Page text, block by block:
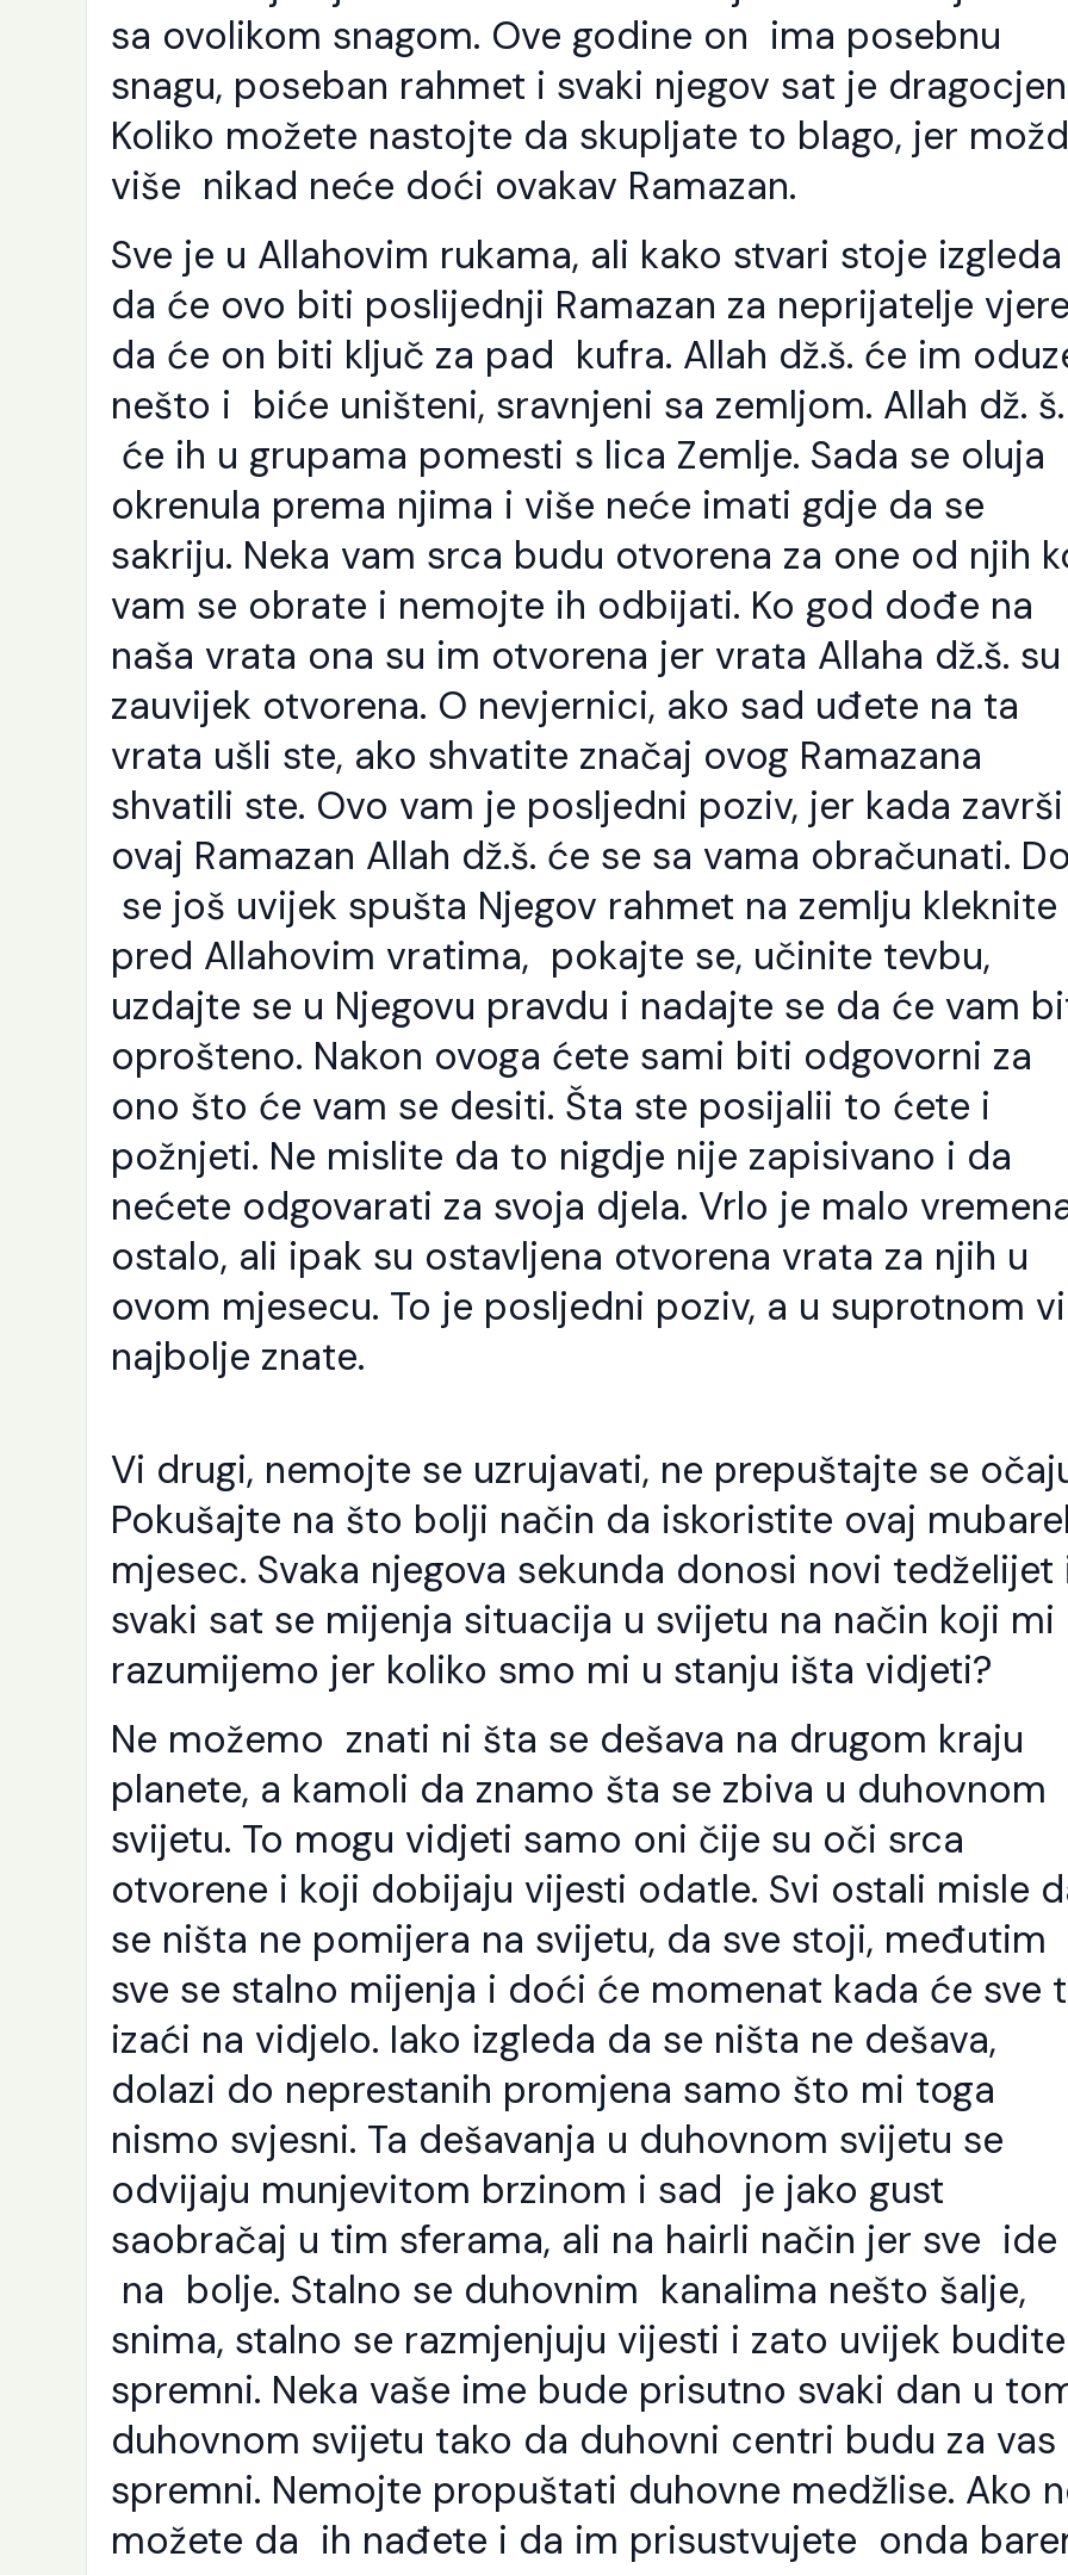
sa ovolikom snagom. Ove godine on ima posebnu
snagu, poseban rahmet i svaki njegov sat je
Koliko možete nastojte da skupljate to blago, jer
više nikad neće doći ovakav Ramazan.
Sve je u Allahovim rukama, ali kako stvari stoje izgleda
da će ovo biti poslijednji Ramazan za neprijatelje
da će on biti ključ za pad kufra. Allah dž.š. će im
nešto i biće uništeni, sravnjeni sa zemljom. Allah dž. š.
će ih u grupama pomesti s lica Zemlje. Sada se oluja
okrenula prema njima i više neće imati gdje da se
sakriju. Neka vam srca budu otvorena za one od njih
vam se obrate i nemojte ih odbijati. Ko god dođe na
naša vrata ona su im otvorena jer vrata Allaha dž.š. su
zauvijek otvorena. O nevjernici, ako sad uđete na ta
vrata ušli ste, ako shvatite značaj ovog Ramazana
shvatili ste. Ovo vam je posljedni poziv, jer kada završi
ovaj Ramazan Allah dž.š. će se sa vama obračunati.
se još uvijek spušta Njegov rahmet na zemlju kleknite
pred Allahovim vratima, pokajte se, učinite tevbu,
uzdajte se u Njegovu pravdu i nadajte se da će vam
oprošteno. Nakon ovoga ćete sami biti odgovorni za
ono što će vam se desiti. Šta ste posijalii to ćete i
požnjeti. Ne mislite da to nigdje nije zapisivano i da
nećete odgovarati za svoja djela. Vrlo je malo
ostalo, ali ipak su ostavljena otvorena vrata za njih u
ovom mjesecu. To je posljedni poziv, a u suprotnom vi
najbolje znate.
Vi drugi, nemojte se uzrujavati, ne prepuštajte se
Pokušajte na što bolji način da iskoristite ovaj
mjesec. Svaka njegova sekunda donosi novi tedželijet
svaki sat se mijenja situacija u svijetu na način koji mi
razumijemo jer koliko smo mi u stanju išta vidjeti?
Ne možemo znati ni šta se dešava na drugom kraju
planete, a kamoli da znamo šta se zbiva u duhovnom
svijetu. To mogu vidjeti samo oni čije su oči srca
otvorene i koji dobijaju vijesti odatle. Svi ostali misle
se ništa ne pomijera na svijetu, da sve stoji, međutim
sve se stalno mijenja i doći će momenat kada će sve
izaći na vidjelo. Iako izgleda da se ništa ne dešava,
dolazi do neprestanih promjena samo što mi toga
nismo svjesni. Ta dešavanja u duhovnom svijetu se
odvijaju munjevitom brzinom i sad je jako gust
saobračaj u tim sferama, ali na hairli način jer sve ide
na bolje. Stalno se duhovnim kanalima nešto šalje,
snima, stalno se razmjenjuju vijesti i zato uvijek budite
spremni. Neka vaše ime bude prisutno svaki dan u
duhovnom svijetu tako da duhovni centri budu za vas
spremni. Nemojte propuštati duhovne medžlise. Ako
možete da ih nađete i da im prisustvujete onda
Ko god slijedi Allahov
put treba da zna da
je to i put Allahovih
evlija.
Šejh Ismail ef. Bismillahi-r-
Rahmani-r-Rahim. Ko god slijedi
Allahov put treba da zna da je to i
put Allahovih evlija. Allah dž.š. putem
svojih evlija šalje svojim slugama,oni
se hrane na Allahovom izvoru,piju sa
Njegovog duhovnog izvora. Ko god
ode na vrata jednog evlije,on je došao
i […]
Kod svakog jela
stvari važne
Šejh Ismail effendi.
Rahmani-r-Rahim. Kod
tri su stvari važne Zikr
Šukur Kada se počinje jesti
je potreban Tefekur –
Da razmišljamo koliko nam je
š. dao nimeta i da ta hrana
nije […]